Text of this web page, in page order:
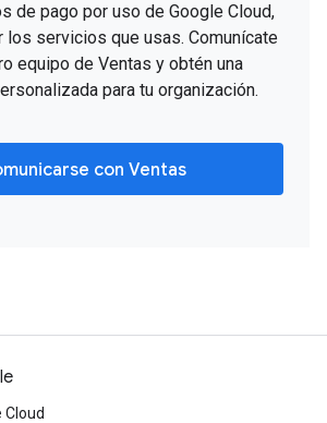
de pago por uso de Google Cloud,
los servicios que usas. Comunícate
equipo de Ventas y obtén una
para tu organización.
con Ventas
Cloud